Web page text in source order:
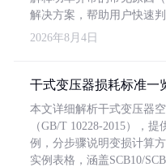
解决方案，帮助用户快速
2026年8月4日
干式变压器损耗标准一
本文详细解析干式变压器
（GB/T 10228-2015），
例，分步骤说明变损计算
实例表格，涵盖SCB10/